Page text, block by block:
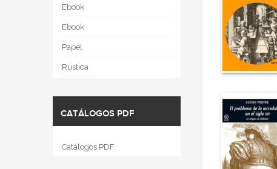
Ebook
Ebook
Papel
Rústica
CATÁLOGOS PDF
Catálogos PDF